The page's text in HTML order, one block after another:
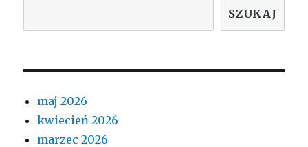
SZUKAJ
maj 2026
kwiecień 2026
marzec 2026